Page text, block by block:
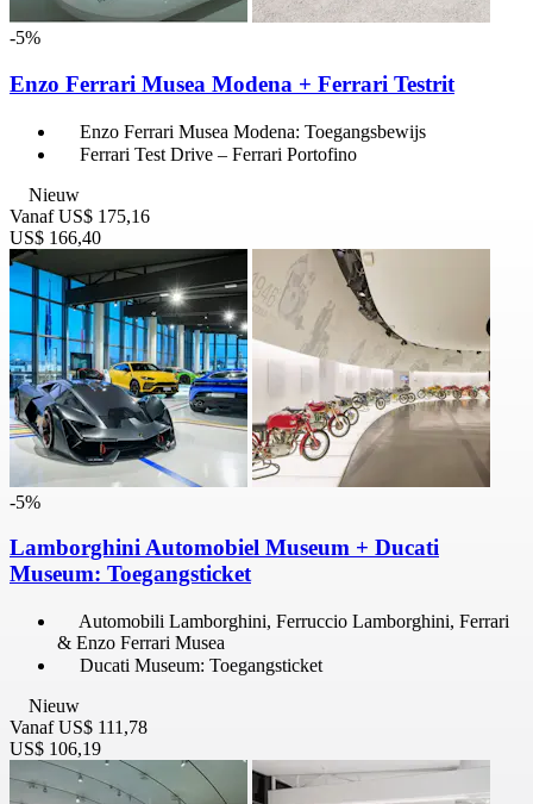
-5%
Enzo Ferrari Musea Modena + Ferrari Testrit
Enzo Ferrari Musea Modena: Toegangsbewijs
Ferrari Test Drive – Ferrari Portofino
Nieuw
Vanaf US$ 175,16
US$ 166,40
-5%
Lamborghini Automobiel Museum + Ducati
Museum: Toegangsticket
Automobili Lamborghini, Ferruccio Lamborghini, Ferrari
& Enzo Ferrari Musea
Ducati Museum: Toegangsticket
Nieuw
Vanaf US$ 111,78
US$ 106,19